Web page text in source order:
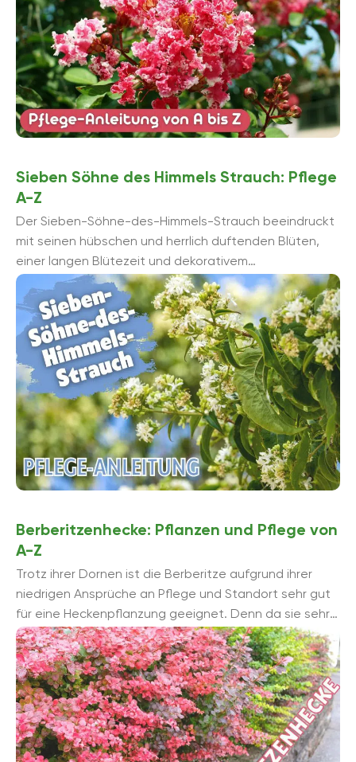
Sieben Söhne des Himmels Strauch: Pflege
A-Z
Der Sieben-Söhne-des-Himmels-Strauch beeindruckt
mit seinen hübschen und herrlich duftenden Blüten,
einer langen Blütezeit und dekorativem
Fruchtschmuck. Selbst die Rinde dieses pflegeleichten
Ziergehölzes ist sehenswert.
Berberitzenhecke: Pflanzen und Pflege von
A-Z
Trotz ihrer Dornen ist die Berberitze aufgrund ihrer
niedrigen Ansprüche an Pflege und Standort sehr gut
für eine Heckenpflanzung geeignet. Denn da sie sehr
dicht wächst, kann ...